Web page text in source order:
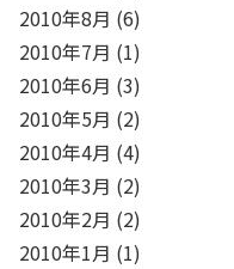
2010年8月 (6)
2010年7月 (1)
2010年6月 (3)
2010年5月 (2)
2010年4月 (4)
2010年3月 (2)
2010年2月 (2)
2010年1月 (1)